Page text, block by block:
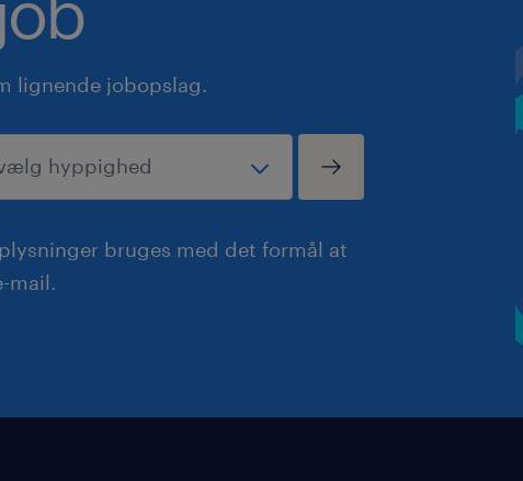
lignende jobopslag.
bruges med det formål at
mail.